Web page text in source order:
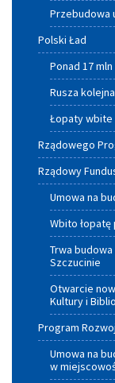
Przebudowa
Polski Ład
Ponad 17
Rusza
Łopaty wbite
Rządowego
Rządowy
Umowa na
Wbito
Trwa
Szczucinie
Otwarcie
Kultury i
Program
Umowa na
w